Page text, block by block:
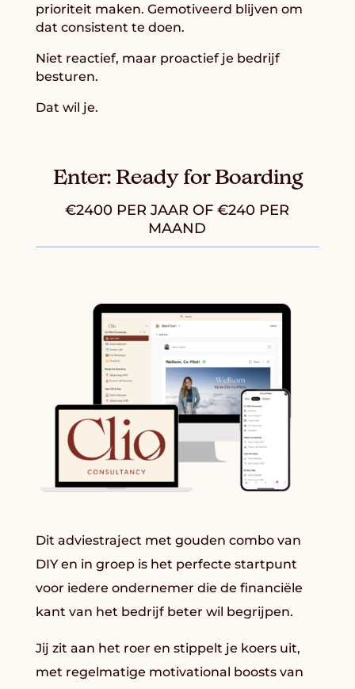
prioriteit maken. Gemotiveerd blijven om
dat consistent te doen.
Niet reactief, maar proactief je bedrijf
besturen.
Dat wil je.
Enter: Ready for Boarding
€2400 PER JAAR OF €240 PER
MAAND
Dit adviestraject met gouden combo van
DIY en in groep is het perfecte startpunt
voor iedere ondernemer die de financiële
kant van het bedrijf beter wil begrijpen.
Jij zit aan het roer en stippelt je koers uit,
met regelmatige motivational boosts van